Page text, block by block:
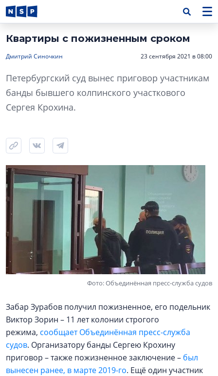
Квартиры с пожизненным сроком
Дмитрий Синочкин 23 сентября 2021 в 08:00
Петербургский суд вынес приговор участникам
банды бывшего колпинского участкового
Сергея Крохина.
Фото: Объединённая пресс-служба судов
Забар Зурабов получил пожизненное, его подельник
Виктор Зорин – 11 лет колонии строгого
режима, сообщает Объединённая пресс-служба
судов. Организатору банды Сергею Крохину
приговор – также пожизненное заключение – был
вынесен ранее, в марте 2019-го. Ещё один участник